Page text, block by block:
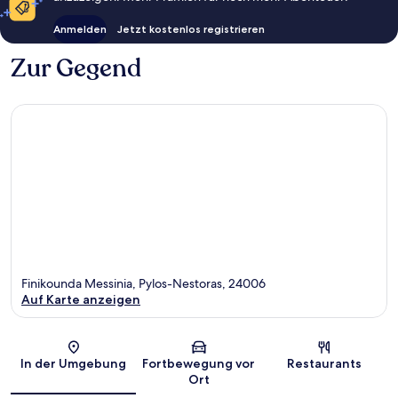
Anmelden Jetzt kostenlos registrieren
Zur Gegend
Karte
Finikounda Messinia, Pylos-Nestoras, 24006
Auf Karte anzeigen
In der Umgebung
Fortbewegung vor
Ort
Restaurants